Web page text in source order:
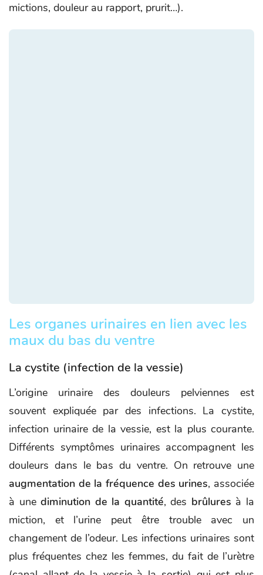
mictions, douleur au rapport, prurit…).
Les organes urinaires en lien avec les
maux du bas du ventre
La cystite (infection de la vessie)
L’origine urinaire des douleurs pelviennes est
souvent expliquée par des infections. La cystite,
infection urinaire de la vessie, est la plus courante.
Différents symptômes urinaires accompagnent les
douleurs dans le bas du ventre. On retrouve une
augmentation de la fréquence des urines, associée
à unediminution de la quantité, des brûlures à la
miction, et l’urine peut être trouble avec un
changement de l’odeur. Les infections urinaires sont
plus fréquentes chez les femmes, du fait de l’urètre